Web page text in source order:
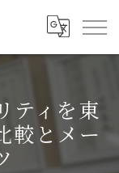
ティを東
較とメー